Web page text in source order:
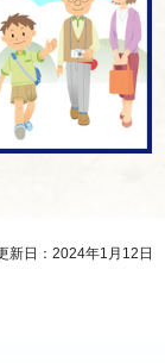
新日：2024年1月12日